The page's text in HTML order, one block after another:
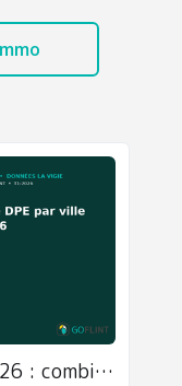
Décote DPE par ville en 2026 : combien vaut une passoire thermique en France ?